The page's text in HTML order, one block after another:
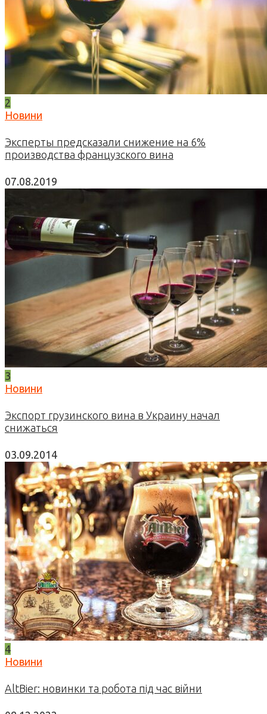
2
Новини
Эксперты предсказали снижение на 6%
производства французского вина
07.08.2019
3
Новини
Экспорт грузинского вина в Украину начал
снижаться
03.09.2014
4
Новини
AltBier: новинки та робота під час війни